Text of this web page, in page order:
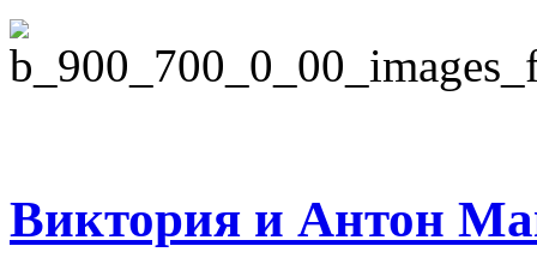
Виктория и Антон